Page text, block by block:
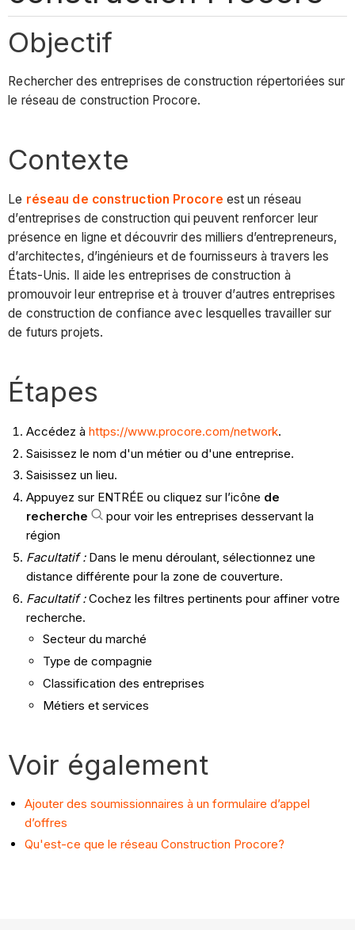
Objectif
Rechercher des entreprises de construction répertoriées sur
le réseau de construction Procore.
Contexte
Le réseau de construction Procore est un réseau
d’entreprises de construction qui peuvent renforcer leur
présence en ligne et découvrir des milliers d’entrepreneurs,
d’architectes, d’ingénieurs et de fournisseurs à travers les
États-Unis. Il aide les entreprises de construction à
promouvoir leur entreprise et à trouver d’autres entreprises
de construction de confiance avec lesquelles travailler sur
de futurs projets.
Étapes
Accédez à https://www.procore.com/network.
Saisissez le nom d'un métier ou d'une entreprise.
Saisissez un lieu.
Appuyez sur ENTRÉE ou cliquez sur l’icône de
recherche
pour voir les entreprises desservant la
région
Facultatif : Dans le menu déroulant, sélectionnez une
distance différente pour la zone de couverture.
Facultatif :Cochez les filtres pertinents pour affiner votre
recherche.
Secteur du marché
Type de compagnie
Classification des entreprises
Métiers et services
Voir également
Ajouter des soumissionnaires à un formulaire d’appel
d’offres
Qu'est-ce que le réseau Construction Procore?